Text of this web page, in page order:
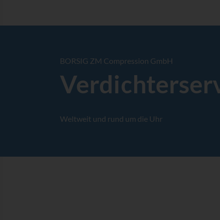
BORSIG ZM Compression GmbH
Weltweit und rund um die Uhr